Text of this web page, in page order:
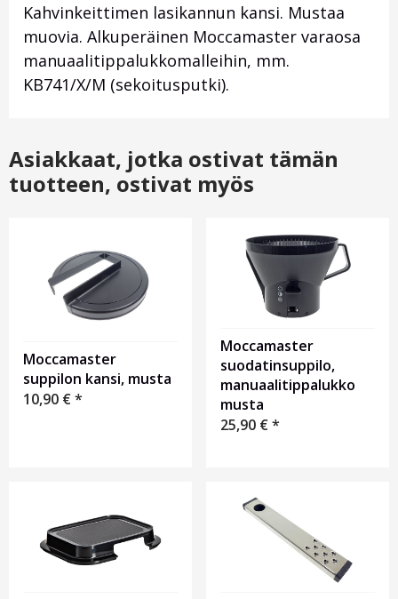
Kahvinkeittimen lasikannun kansi. Mustaa
muovia. Alkuperäinen Moccamaster varaosa
manuaalitippalukkomalleihin, mm.
KB741/X/M (sekoitusputki).
Asiakkaat, jotka ostivat tämän
tuotteen, ostivat myös
Moccamaster
suppilon kansi, musta
10,90 €*
Moccamaster
suodatinsuppilo,
manuaalitippalukko
musta
25,90 €*